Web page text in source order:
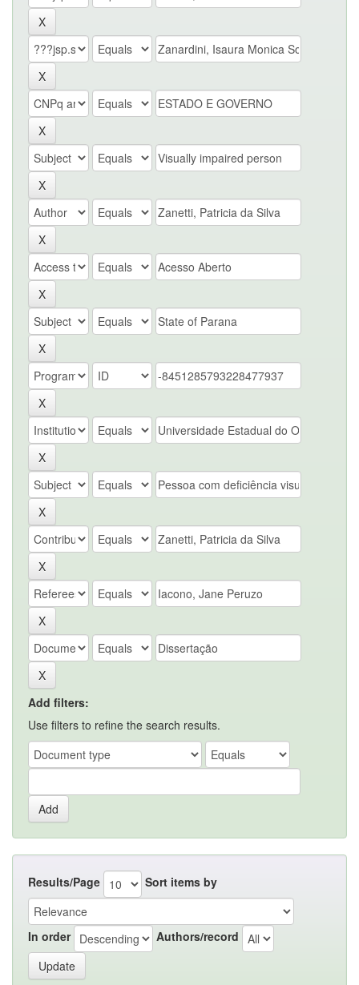
Add filters:
Use filters to refine the search results.
Results/Page Sort items by
In order Authors/record